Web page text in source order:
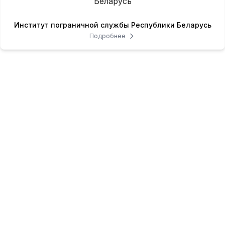
Институт пограничной службы Республики Беларусь
Подробнее